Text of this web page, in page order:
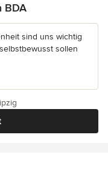
BDA
sind uns wichtig
sollen